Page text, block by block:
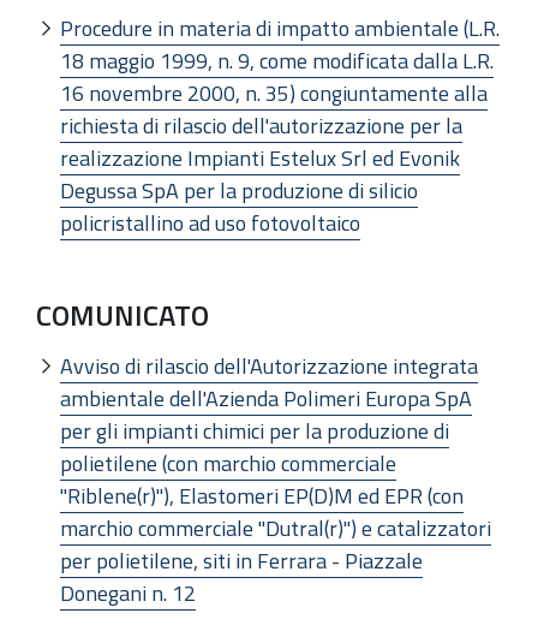
Procedure in materia di impatto ambientale (L.R.
18 maggio 1999, n. 9, come modificata dalla L.R.
16 novembre 2000, n. 35) congiuntamente alla
richiesta di rilascio dell'autorizzazione per la
realizzazione Impianti Estelux Srl ed Evonik
Degussa SpA per la produzione di silicio
policristallino ad uso fotovoltaico
COMUNICATO
Avviso di rilascio dell'Autorizzazione integrata
ambientale dell'Azienda Polimeri Europa SpA
per gli impianti chimici per la produzione di
polietilene (con marchio commerciale
"Riblene(r)"), Elastomeri EP(D)M ed EPR (con
marchio commerciale "Dutral(r)") e catalizzatori
per polietilene, siti in Ferrara - Piazzale
Donegani n. 12